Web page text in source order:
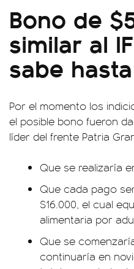
Bono de
similar al
sabe
Por el momento los
el posible bono fueron
líder del frente Patria
Que se realizaría
Que cada pago
$16.000, el cual
alimentaria por
Que se
continuaría en